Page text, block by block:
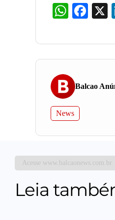
WhatsApp
Balcao
News
Acesse www.balcaonews.com.br
Leia